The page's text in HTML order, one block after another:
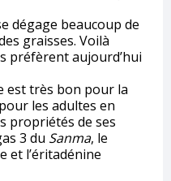
dégage beaucoup de
graisses. Voilà
préfèrent aujourd’hui
est très bon pour la
les adultes en
propriétés de ses
3 du Sanma, le
et l’éritadénine